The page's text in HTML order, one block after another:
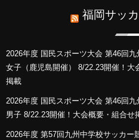
福岡サッ
2026年度 国民スポーツ大会 第46回
女子（鹿児島開催） 8/22.23開催！大
掲載
2026年度 国民スポーツ大会 第46回
男子 8/22.23開催！大会概要・組合せ
2026年度 第57回九州中学校サッカー